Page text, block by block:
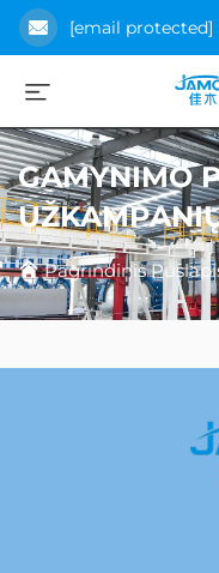
[email protected]
GAMYNIMO
Pagrindinis